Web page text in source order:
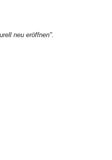
neu eröffnen".